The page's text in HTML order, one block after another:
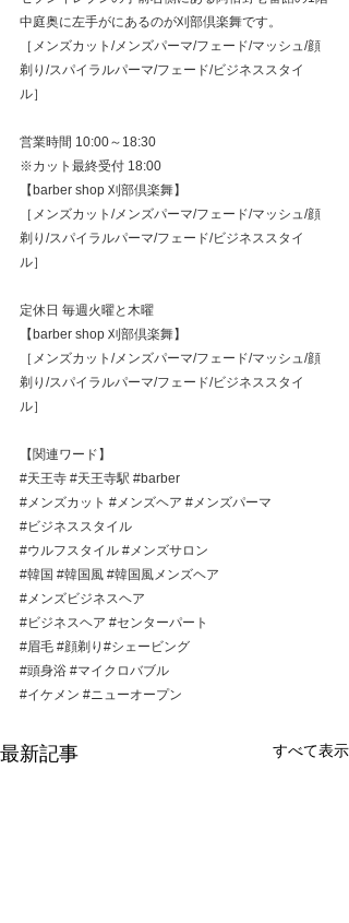
中庭奥に左手がにあるのが刈部倶楽舞です。
［メンズカット/メンズパーマ/フェード/マッシュ/顔
剃り/スパイラルパーマ/フェード/ビジネススタイ
ル］
営業時間 10:00～18:30
※カット最終受付 18:00
【barber shop 刈部倶楽舞】
［メンズカット/メンズパーマ/フェード/マッシュ/顔
剃り/スパイラルパーマ/フェード/ビジネススタイ
ル］
定休日 毎週火曜と木曜
【barber shop 刈部倶楽舞】
［メンズカット/メンズパーマ/フェード/マッシュ/顔
剃り/スパイラルパーマ/フェード/ビジネススタイ
ル］
【関連ワード】
#天王寺 #天王寺駅 #barber
#メンズカット #メンズヘア #メンズパーマ
#ビジネススタイル
#ウルフスタイル #メンズサロン
#韓国 #韓国風 #韓国風メンズヘア
#メンズビジネスヘア
#ビジネスヘア #センターパート
#眉毛 #顔剃り #シェービング
#頭身浴 #マイクロバブル
#イケメン #ニューオープン
最新記事 すべて表示